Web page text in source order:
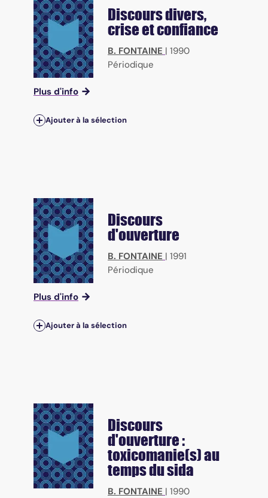
Discours divers,
crise et confiance
B. FONTAINE | 1990
Périodique
Plus d'info
Ajouter à la sélection
Discours
d'ouverture
B. FONTAINE | 1991
Périodique
Plus d'info
Ajouter à la sélection
Discours
d'ouverture :
toxicomanie(s) au
temps du sida
B. FONTAINE | 1990